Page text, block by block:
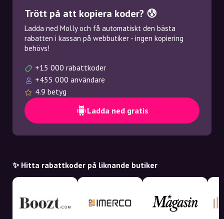
Trött på att kopiera koder? 😰
Ladda ned Molly och få automatiskt den bästa
rabatten i kassan på webbutiker - ingen kopiering
behövs!
+15 000 rabattkoder
+455 000 användare
4.9 betyg
Ladda ned gratis
✨ Hitta rabattkoder på liknande butiker